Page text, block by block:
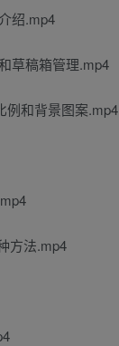
绍.mp4
草稿箱管理.mp4
例和背景图案.mp4
方法.mp4